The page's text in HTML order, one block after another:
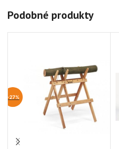
Podobné produkty
-27%